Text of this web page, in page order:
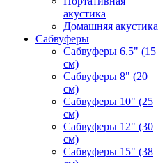
акустика
Домашняя акустика
Сабвуферы
Сабвуферы 6.5" (15
см)
Сабвуферы 8" (20
см)
Сабвуферы 10" (25
см)
Сабвуферы 12" (30
см)
Сабвуферы 15" (38